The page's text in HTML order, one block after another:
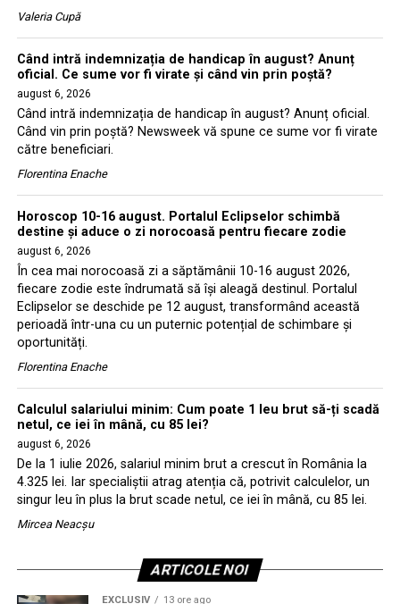
Valeria Cupă
Când intră indemnizația de handicap în august? Anunț
oficial. Ce sume vor fi virate și când vin prin poștă?
august 6, 2026
Când intră indemnizația de handicap în august? Anunț oficial.
Când vin prin poștă? Newsweek vă spune ce sume vor fi virate
către beneficiari.
Florentina Enache
Horoscop 10-16 august. Portalul Eclipselor schimbă
destine și aduce o zi norocoasă pentru fiecare zodie
august 6, 2026
În cea mai norocoasă zi a săptămânii 10-16 august 2026,
fiecare zodie este îndrumată să își aleagă destinul. Portalul
Eclipselor se deschide pe 12 august, transformând această
perioadă într-una cu un puternic potențial de schimbare și
oportunități.
Florentina Enache
Calculul salariului minim: Cum poate 1 leu brut să-ți scadă
netul, ce iei în mână, cu 85 lei?
august 6, 2026
De la 1 iulie 2026, salariul minim brut a crescut în România la
4.325 lei. Iar specialiștii atrag atenția că, potrivit calculelor, un
singur leu în plus la brut scade netul, ce iei în mână, cu 85 lei.
Mircea Neacșu
ARTICOLE NOI
EXCLUSIV 13 ore ago